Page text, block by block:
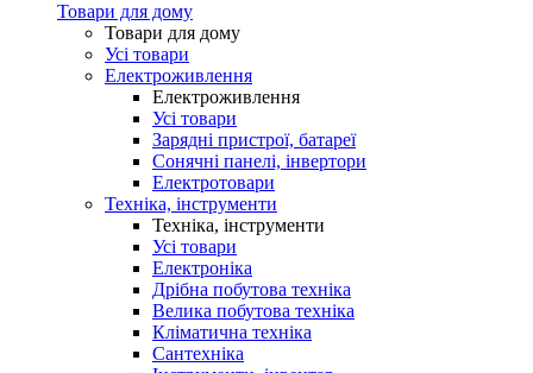
Товари для дому
Товари для дому
Усі товари
Електроживлення
Електроживлення
Усі товари
Зарядні пристрої, батареї
Сонячні панелі, інвертори
Електротовари
Техніка, інструменти
Техніка, інструменти
Усі товари
Електроніка
Дрібна побутова техніка
Велика побутова техніка
Кліматична техніка
Сантехніка